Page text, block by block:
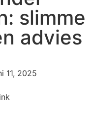
slimme
advies
11, 2025